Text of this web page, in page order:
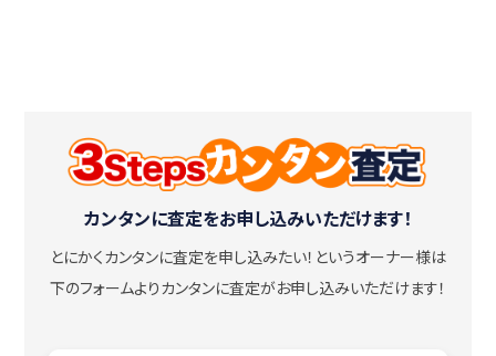
カンタンに査定をお申し込みいただけます！
とにかくカンタンに査定を申し込みたい！ というオーナー様は
下のフォームよりカンタンに査定がお申し込みいただけます！